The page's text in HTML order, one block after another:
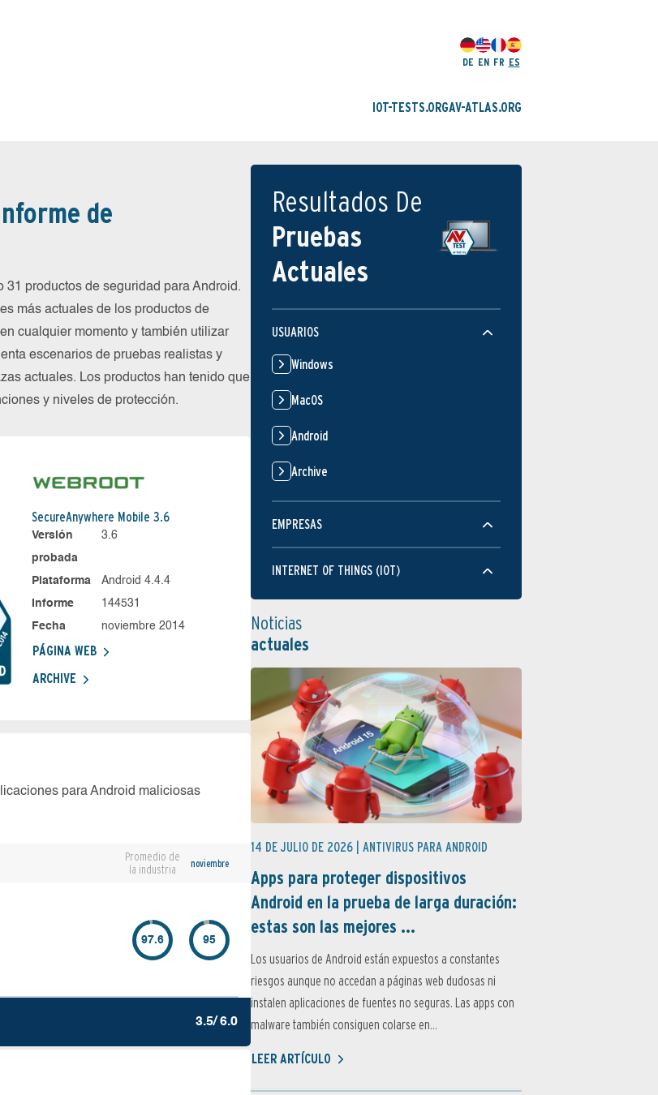
DE EN FR ES
IOT-TESTS.ORGAV-ATLAS.ORG
de
31 productos de seguridad para Android.
más actuales de los productos de
cualquier momento y también utilizar
escenarios de pruebas realistas y
actuales. Los productos han tenido que
y niveles de protección.
SecureAnywhere Mobile 3.6
Versión
probada
3.6
Plataforma
Android 4.4.4
Informe
144531
Fecha
noviembre 2014
PÁGINA WEB
ARCHIVE
para Android maliciosas
Promedio de
la industria
noviembre
97.6 95
3.5/ 6.0
Resultados De
Pruebas
Actuales
USUARIOS
Windows
MacOS
Android
Archive
EMPRESAS
INTERNET OF THINGS (IOT)
Noticias
actuales
14 DE JULIO DE 2026 | ANTIVIRUS PARA ANDROID
Apps para proteger dispositivos
Android en la prueba de larga duración:
estas son las mejores ...
Los usuarios de Android están expuestos a constantes
riesgos aunque no accedan a páginas web dudosas ni
instalen aplicaciones de fuentes no seguras. Las apps con
malware también consiguen colarse en...
LEER ARTÍCULO